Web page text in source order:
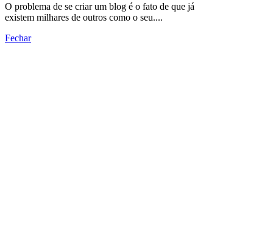
O problema de se criar um blog é o fato de que já
existem milhares de outros como o seu....
Fechar